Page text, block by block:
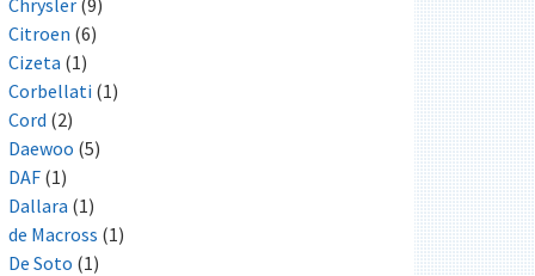
Citroen (6)
Cizeta (1)
Corbellati (1)
Cord (2)
Daewoo (5)
DAF(1)
Dallara (1)
de Macross (1)
De Soto (1)